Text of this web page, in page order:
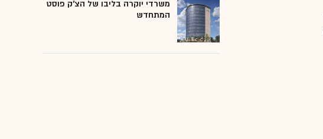
משרדי יוקרה בליבו של הצ'ק פוסט
המתחדש